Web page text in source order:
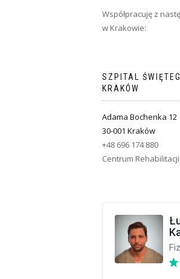
Współpracuję z
w Krakowie:
SZPITAL
KRAKÓW
Adama Bochenka 12
30-001 Kraków
+48 696 174 880
Centrum